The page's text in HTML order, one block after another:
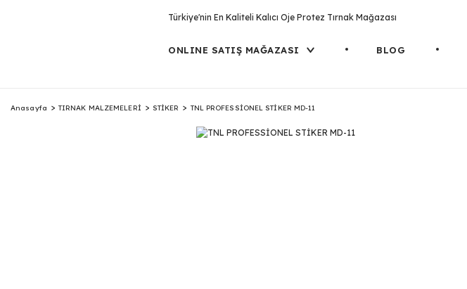
Türkiye'nin En Kaliteli Kalıcı Oje Protez Tırnak Mağazası
ONLINE SATIŞ MAĞAZASI BLOG
Anasayfa TIRNAK MALZEMELERİ STİKER TNL PROFESSİONEL STİKER MD-11